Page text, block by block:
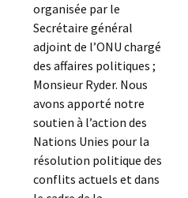
organisée par le
Secrétaire général
adjoint de l’ONU chargé
des affaires politiques ;
Monsieur Ryder. Nous
avons apporté notre
soutien à l’action des
Nations Unies pour la
résolution politique des
conflits actuels et dans